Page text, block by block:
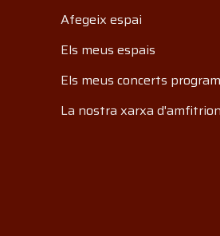
Afegeix espai
Els meus espais
Els meus concerts
La nostra xarxa